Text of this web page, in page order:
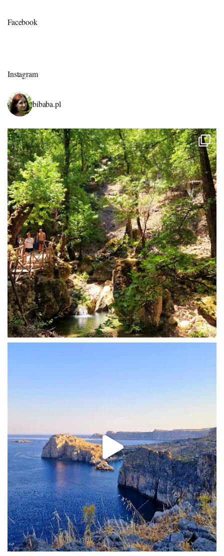
Facebook
Instagram
bibaba.pl